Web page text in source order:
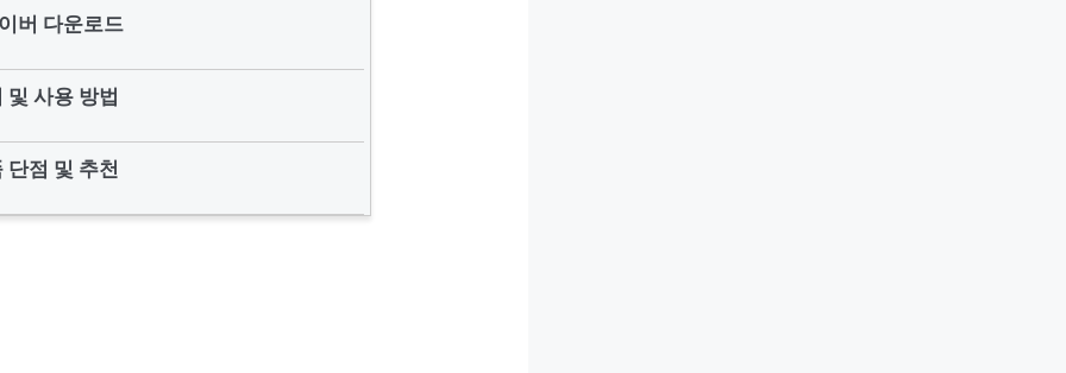
버 다운로드
및 사용 방법
단점 및 추천